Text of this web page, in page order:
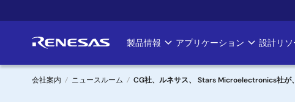
イ
ン
Main
navigation
製品情報 アプリケーション 設計リソ
会社案内 ニュースルーム CG社、ルネサス、 Stars Microelectronics社が